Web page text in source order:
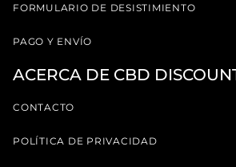
FORMULARIO DE DESISTIMIENTO
PAGO Y ENVÍO
ACERCA DE CBD
CONTACTO
POLÍTICA DE PRIVACIDAD